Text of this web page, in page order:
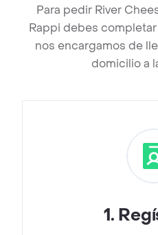
Para pedir River
Rappi debes
nos encargamos de
domicilio a
1.